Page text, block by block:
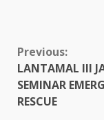
Continue
Reading
Previous:
LANTAMAL III
SEMINAR
RESCUE